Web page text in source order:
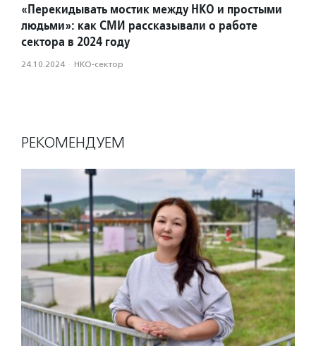
«Перекидывать мостик между НКО и простыми
людьми»: как СМИ рассказывали о работе
сектора в 2024 году
24.10.2024 · НКО-сектор
РЕКОМЕНДУЕМ